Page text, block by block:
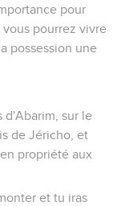
pour
pourrez vivre
possession une
d'Abarim, sur le
de Jéricho, et
propriété aux
et tu iras